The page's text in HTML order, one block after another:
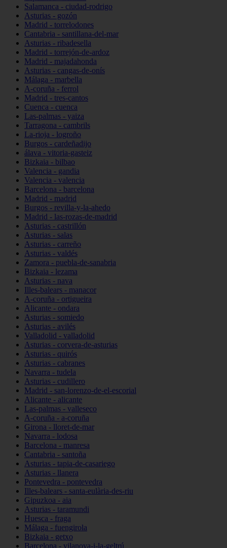
Salamanca - ciudad-rodrigo
Asturias - gozón
Madrid - torrelodones
Cantabria - santillana-del-mar
Asturias - ribadesella
Madrid - torrejón-de-ardoz
Madrid - majadahonda
Asturias - cangas-de-onís
Málaga - marbella
A-coruña - ferrol
Madrid - tres-cantos
Cuenca - cuenca
Las-palmas - yaiza
Tarragona - cambrils
La-rioja - logroño
Burgos - cardeñadijo
álava - vitoria-gasteiz
Bizkaia - bilbao
Valencia - gandia
Valencia - valencia
Barcelona - barcelona
Madrid - madrid
Burgos - revilla-y-la-ahedo
Madrid - las-rozas-de-madrid
Asturias - castrillón
Asturias - salas
Asturias - carreño
Asturias - valdés
Zamora - puebla-de-sanabria
Bizkaia - lezama
Asturias - nava
Illes-balears - manacor
A-coruña - ortigueira
Alicante - ondara
Asturias - somiedo
Asturias - avilés
Valladolid - valladolid
Asturias - corvera-de-asturias
Asturias - quirós
Asturias - cabranes
Navarra - tudela
Asturias - cudillero
Madrid - san-lorenzo-de-el-escorial
Alicante - alicante
Las-palmas - valleseco
A-coruña - a-coruña
Girona - lloret-de-mar
Navarra - lodosa
Barcelona - manresa
Cantabria - santoña
Asturias - tapia-de-casariego
Asturias - llanera
Pontevedra - pontevedra
Illes-balears - santa-eulària-des-riu
Gipuzkoa - aia
Asturias - taramundi
Huesca - fraga
Málaga - fuengirola
Bizkaia - getxo
Barcelona - vilanova-i-la-geltrú